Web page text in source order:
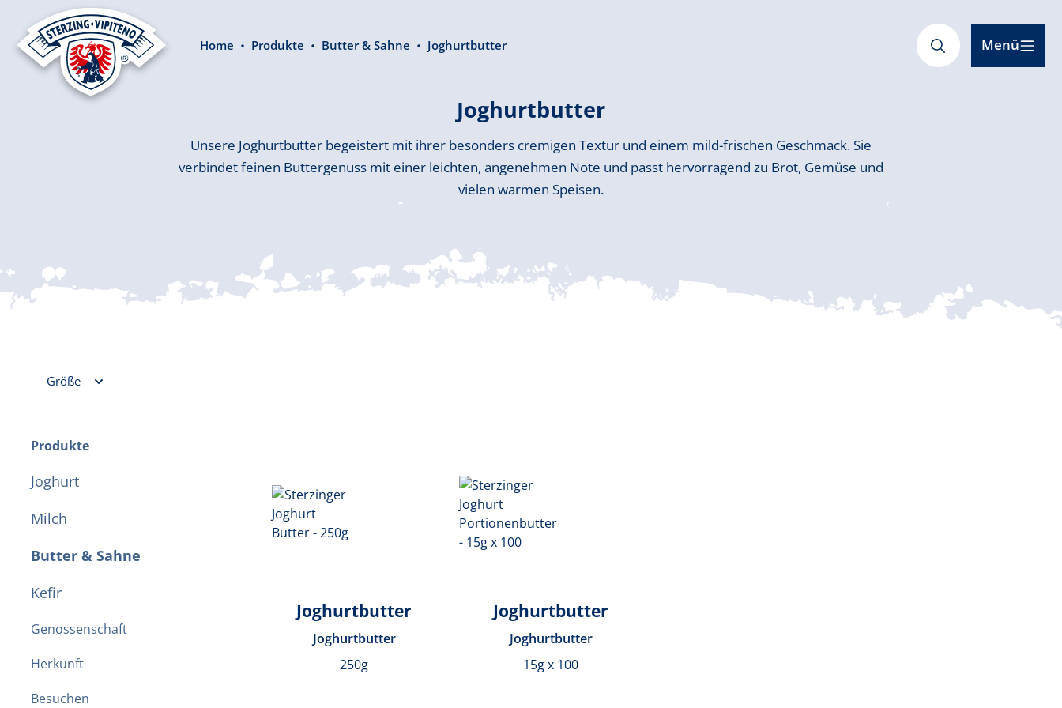
Zur Hauptnavigation springen
Home Produkte Butter & Sahne Joghurtbutter Menü
Joghurtbutter
Unsere Joghurtbutter begeistert mit ihrer besonders cremigen Textur und einem mild-frischen Geschmack. Sie
verbindet feinen Buttergenuss mit einer leichten, angenehmen Note und passt hervorragend zu Brot, Gemüse und
vielen warmen Speisen.
Größe
Produkte
Joghurt
Milch
Butter & Sahne
Kefir
Genossenschaft
Herkunft
Besuchen
Joghurtbutter
Joghurtbutter
250g
Joghurtbutter
Joghurtbutter
15g x 100